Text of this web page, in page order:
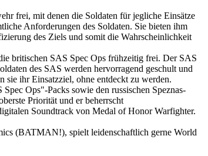
frei, mit denen die Soldaten für jegliche Einsätze
Anforderungen des Soldaten. Sie bieten ihm
des Ziels und somit die Wahrscheinlichkeit
britischen SAS Spec Ops frühzeitig frei. Der SAS
des SAS werden hervorragend geschult und
sie ihr Einsatzziel, ohne entdeckt zu werden.
Ops"-Packs sowie den russischen Speznas-
Priorität und er beherrscht
Soundtrack von Medal of Honor Warfighter.
(BATMAN!), spielt leidenschaftlich gerne World